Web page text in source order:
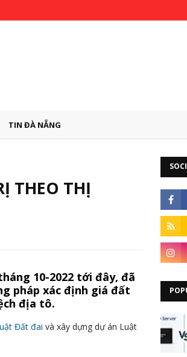
TIN ĐÀ NẴNG
THEO THỊ
10-2022 tới đây, đã
pháp xác định giá đất
địa tô.
Đất đai và xây dựng dự án Luật